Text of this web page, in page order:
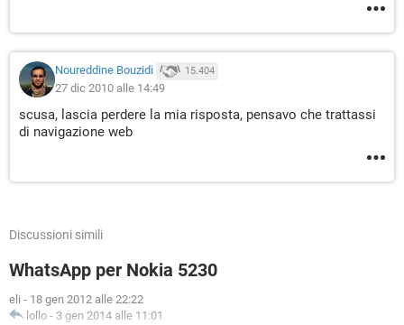
Noureddine Bouzidi 15.404
27 dic 2010 alle 14:49
scusa, lascia perdere la mia risposta, pensavo che trattassi
di navigazione web
Discussioni simili
WhatsApp per Nokia 5230
eli - 18 gen 2012 alle 22:22
lollo - 3 gen 2014 alle 11:01